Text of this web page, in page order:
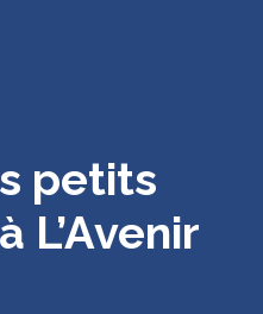
petits
L’Avenir